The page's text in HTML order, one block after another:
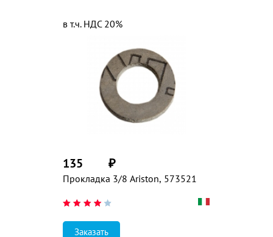
Прокладка 3/8 Ariston, 573521
135 ₽
в т.ч. НДС 20%
Заказать